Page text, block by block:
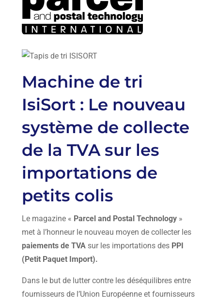
Machine de tri
IsiSort : Le nouveau
système de collecte
de la TVA sur les
importations de
petits colis
Le magazine « Parcel and Postal Technology»
met à l’honneur le nouveau moyen de collecter les
paiements de TVAsur les importations des PPI
(Petit Paquet Import).
Dans le but de lutter contre les déséquilibres entre
fournisseurs de l’Union Européenne et fournisseurs